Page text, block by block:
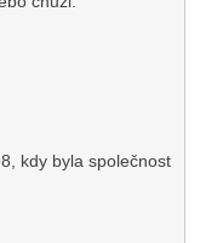
kdy byla společnost